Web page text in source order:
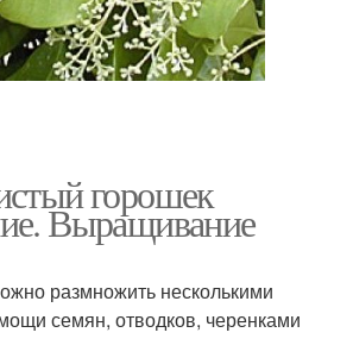
горошек
Выращивание
размножить несколькими
семян, отводков, черенками